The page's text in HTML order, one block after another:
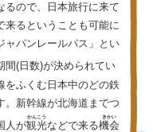
るので、日本旅行に来て
来るということも可能に
ャパンレールパス」とい
間(日数)が決められてい
をふくむ日本中のどの鉄
。新幹線が北海道までつ
人が観光
かんこう
などで来る機会
きかい